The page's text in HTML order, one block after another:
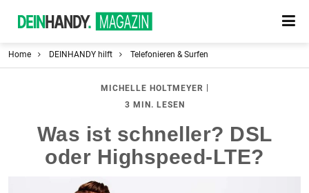
Home DEINHANDY hilft Telefonieren & Surfen
MICHELLE HOLTMEYER
3 MIN. LESEN
Was ist schneller? DSL
oder Highspeed-LTE?